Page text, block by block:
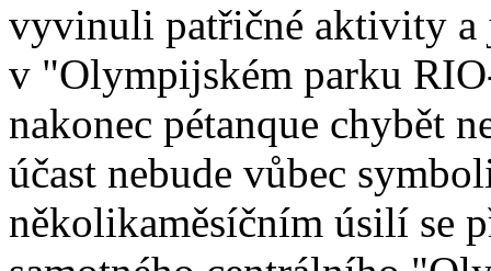
vyvinuli patřičné aktivity a
v "Olympijském parku
nakonec pétanque chybět
účast nebude vůbec
několikaměsíčním úsilí se